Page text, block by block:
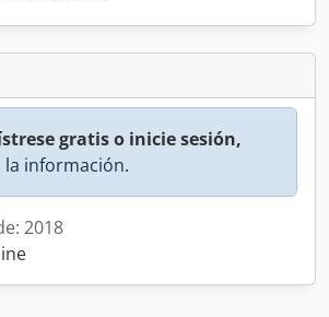
gratis o inicie sesión,
información.
2018